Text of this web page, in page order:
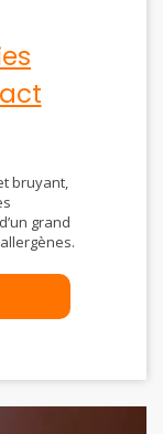
bruyant,
grand